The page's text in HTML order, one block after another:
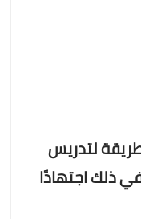
طريقة لتدريس
ذلك اجتهادًا